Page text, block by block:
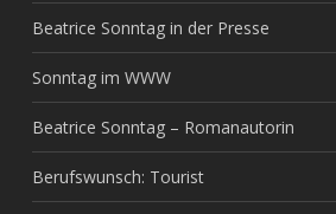
Beatrice Sonntag in der Presse
Sonntag im WWW
Beatrice Sonntag – Romanautorin
Berufswunsch: Tourist